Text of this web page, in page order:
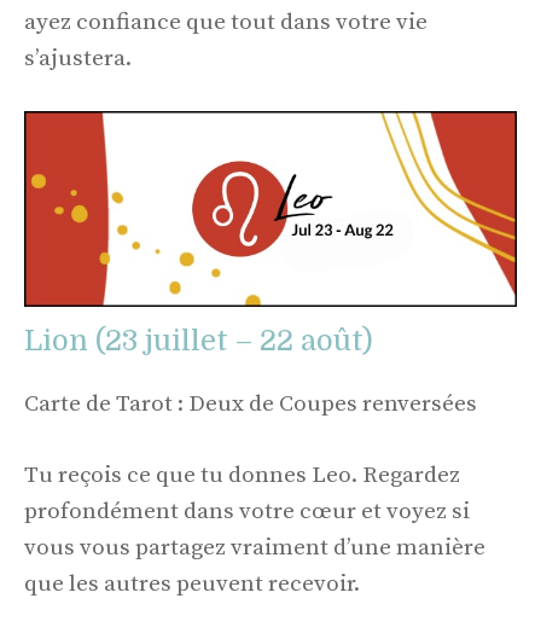
ayez confiance que tout dans votre vie
s’ajustera.
Lion (23 juillet – 22 août)
Carte de Tarot : Deux de Coupes renversées
Tu reçois ce que tu donnes Leo. Regardez
profondément dans votre cœur et voyez si
vous vous partagez vraiment d’une manière
que les autres peuvent recevoir.